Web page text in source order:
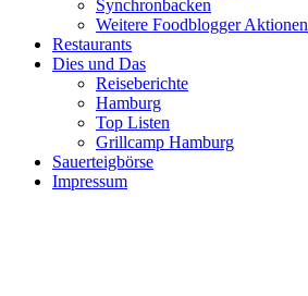
Synchronbacken
Weitere Foodblogger Aktionen
Restaurants
Dies und Das
Reiseberichte
Hamburg
Top Listen
Grillcamp Hamburg
Sauerteigbörse
Impressum